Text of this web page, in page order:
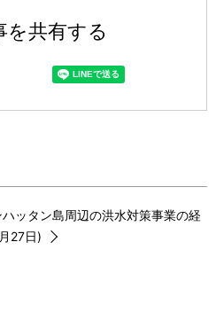
を共有する
ッタン島周辺の洪水対策事業の経
27日)